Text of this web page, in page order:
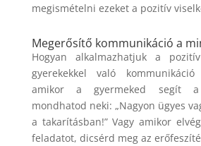
megismételni ezeket a pozitív
Megerősítő kommunikáció a
Hogyan alkalmazhatjuk a
gyerekekkel való
amikor a gyermeked segít a
mondhatod neki: „Nagyon ügyes
a takarításban!” Vagy amikor
feladatot, dicsérd meg az